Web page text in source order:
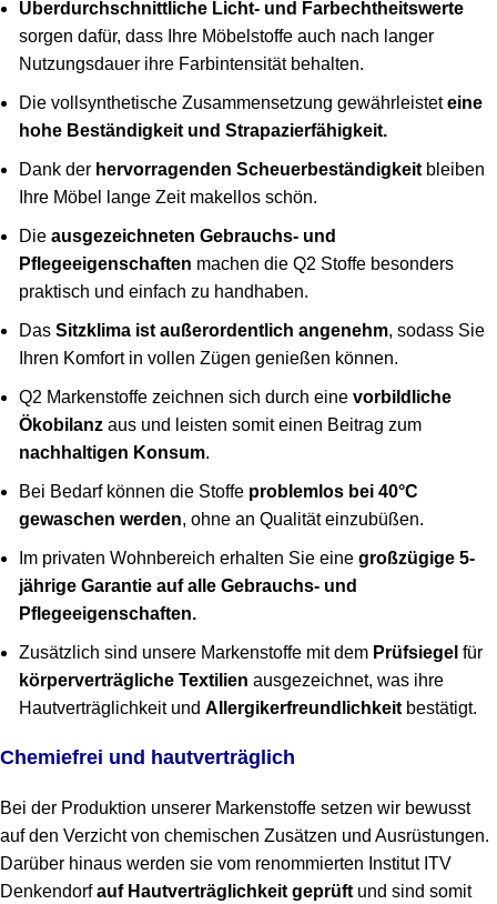
Überdurchschnittliche Licht- und Farbechtheitswerte
sorgen dafür, dass Ihre Möbelstoffe auch nach langer
Nutzungsdauer ihre Farbintensität behalten.
Die vollsynthetische Zusammensetzung gewährleisteteine
hohe Beständigkeit und Strapazierfähigkeit.
Dank der hervorragenden Scheuerbeständigkeit bleiben
Ihre Möbel lange Zeit makellos schön.
Die ausgezeichneten Gebrauchs- und
Pflegeeigenschaften machen die Q2 Stoffe besonders
praktisch und einfach zu handhaben.
Das Sitzklima ist außerordentlich angenehm, sodass Sie
Ihren Komfort in vollen Zügen genießen können.
Q2 Markenstoffe zeichnen sich durch eine vorbildliche
Ökobilanz aus und leisten somit einen Beitrag zum
nachhaltigen Konsum.
Bei Bedarf können die Stoffe problemlos bei 40°C
gewaschen werden, ohne an Qualität einzubüßen.
Im privaten Wohnbereich erhalten Sie eine großzügige 5-
jährige Garantie auf alle Gebrauchs- und
Pflegeeigenschaften.
Zusätzlich sind unsere Markenstoffe mit dem Prüfsiegel für
körperverträgliche Textilien ausgezeichnet, was ihre
Hautverträglichkeit und Allergikerfreundlichkeit bestätigt.
Chemiefrei und hautverträglich
Bei der Produktion unserer Markenstoffe setzen wir bewusst
auf den Verzicht von chemischen Zusätzen und Ausrüstungen.
Darüber hinaus werden sie vom renommierten Institut ITV
Denkendorfauf Hautverträglichkeit geprüft und sind somit